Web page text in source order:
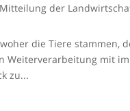
Mitteilung der
die Tiere stammen,
Weiterverarbeitung mit
zu...